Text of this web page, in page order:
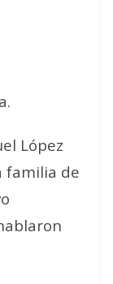
López
familia de